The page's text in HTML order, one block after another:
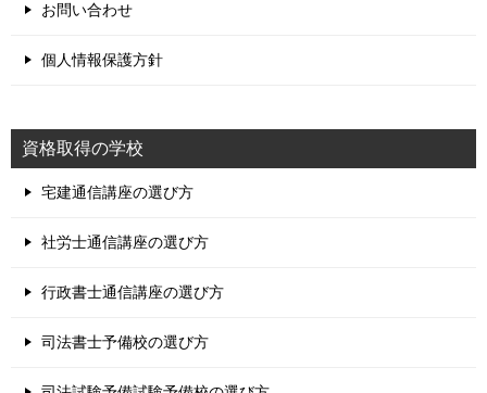
お問い合わせ
個人情報保護方針
資格取得の学校
宅建通信講座の選び方
社労士通信講座の選び方
行政書士通信講座の選び方
司法書士予備校の選び方